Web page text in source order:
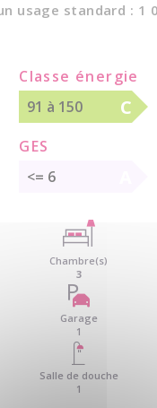
usage standard : 1
Classe énergie
91 à 150
C
GES
<= 6
Chambre(s)
3
Garage
1
Salle de douche
1